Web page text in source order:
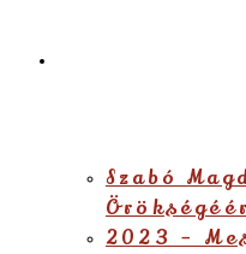
Szabó
2023 –